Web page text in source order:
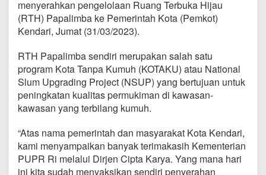
menyerahkan pengelolaan Ruang Terbuka Hijau
(RTH) Papalimba ke Pemerintah Kota (Pemkot)
Kendari, Jumat (31/03/2023).
RTH Papalimba sendiri merupakan salah satu
program Kota Tanpa Kumuh (KOTAKU) atau National
Slum Upgrading Project (NSUP) yang bertujuan untuk
peningkatan kualitas permukiman di kawasan-
kawasan yang terbilang kumuh.
“Atas nama pemerintah dan masyarakat Kota Kendari,
kami menyampaikan banyak terimakasih Kementerian
PUPR Ri melalui Dirjen Cipta Karya. Yang mana hari
ini kita sudah menyaksikan sendiri penyerahan